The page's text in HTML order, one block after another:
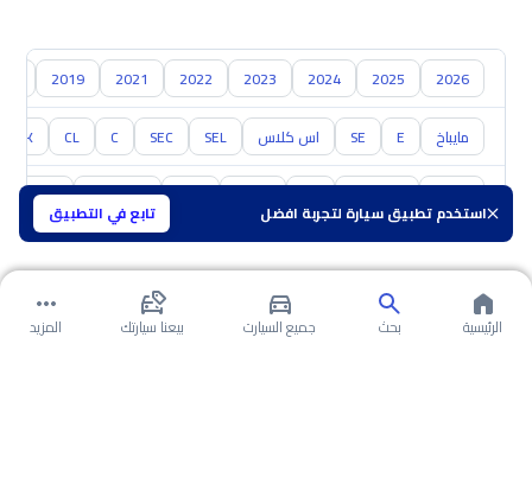
استخدم تطبيق سيارة لتجربة افضل تابع في التطبيق
2026
2025
2024
2023
2022
2021
2019
مايباخ E
SE اس كلاس SEL
SEC
C
CL
CLK
سوزوكي هافال
الرئيسية بحث جميع السيارت بيعنا سيارتك المزيد